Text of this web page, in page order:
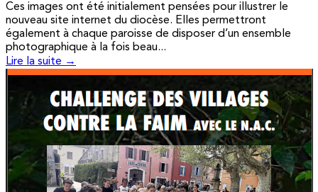
Ces images ont été initialement pensées pour illustrer le
nouveau site internet du diocèse. Elles permettront
également à chaque paroisse de disposer d’un ensemble
photographique à la fois beau...
Lire la suite →